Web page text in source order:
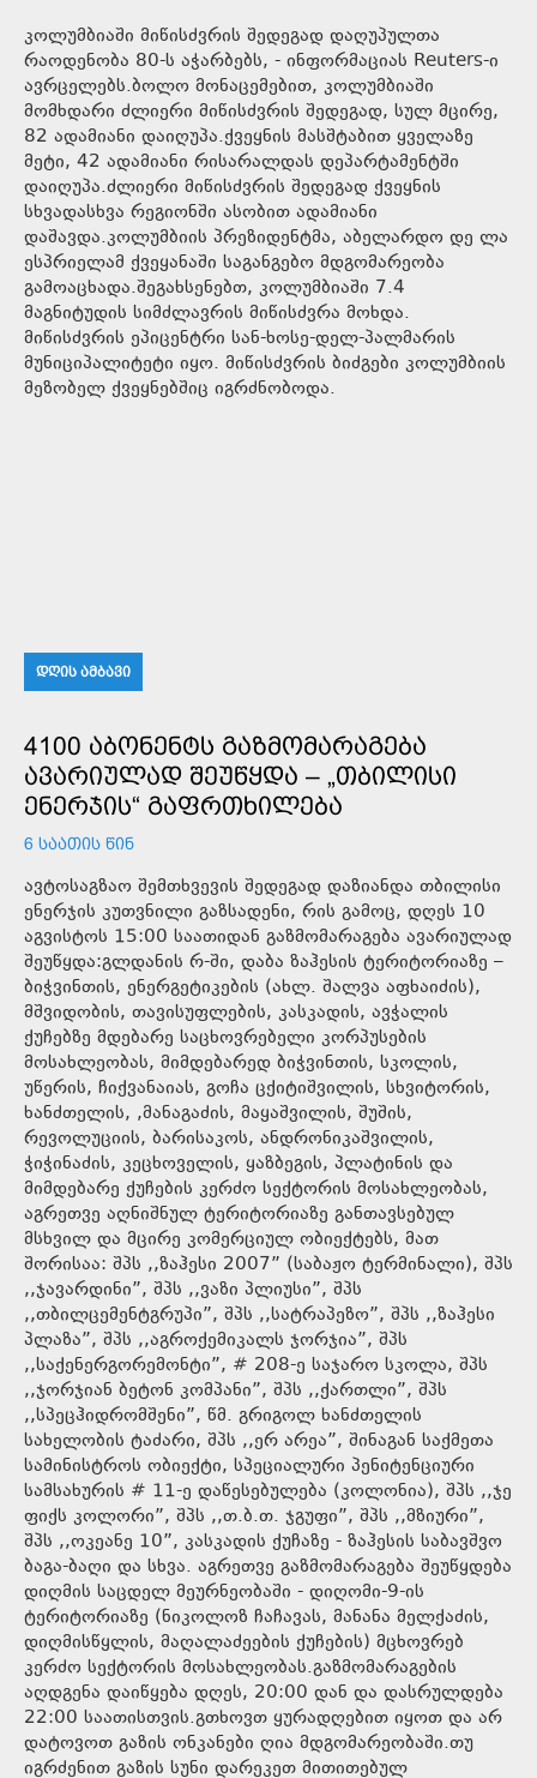
კოლუმბიაში მიწისძვრის შედეგად დაღუპულთა
რაოდენობა 80-ს აჭარბებს, - ინფორმაციას Reuters-ი
ავრცელებს.ბოლო მონაცემებით, კოლუმბიაში
მომხდარი ძლიერი მიწისძვრის შედეგად, სულ მცირე,
82 ადამიანი დაიღუპა.ქვეყნის მასშტაბით ყველაზე
მეტი, 42 ადამიანი რისარალდას დეპარტამენტში
დაიღუპა.ძლიერი მიწისძვრის შედეგად ქვეყნის
სხვადასხვა რეგიონში ასობით ადამიანი
დაშავდა.კოლუმბიის პრეზიდენტმა, აბელარდო დე ლა
ესპრიელამ ქვეყანაში საგანგებო მდგომარეობა
გამოაცხადა.შეგახსენებთ, კოლუმბიაში 7.4
მაგნიტუდის სიმძლავრის მიწისძვრა მოხდა.
მიწისძვრის ეპიცენტრი სან-ხოსე-დელ-პალმარის
მუნიციპალიტეტი იყო. მიწისძვრის ბიძგები კოლუმბიის
მეზობელ ქვეყნებშიც იგრძნობოდა.
ᲓᲦᲘᲡ ᲐᲛᲑᲐᲕᲘ
4100 ᲐᲑᲝᲜᲔᲜᲢᲡ ᲒᲐᲖᲛᲝᲛᲐᲠᲐᲒᲔᲑᲐ
ᲐᲕᲐᲠᲘᲣᲚᲐᲓ ᲨᲔᲣᲬᲧᲓᲐ – „ᲗᲑᲘᲚᲘᲡᲘ
ᲔᲜᲔᲠᲯᲘᲡ“ ᲒᲐᲤᲠᲗᲮᲘᲚᲔᲑᲐ
6 ᲡᲐᲐᲗᲘᲡ ᲬᲘᲜ
ავტოსაგზაო შემთხვევის შედეგად დაზიანდა თბილისი
ენერჯის კუთვნილი გაზსადენი, რის გამოც, დღეს 10
აგვისტოს 15:00 საათიდან გაზმომარაგება ავარიულად
შეუწყდა:გლდანის რ-ში, დაბა ზაჰესის ტერიტორიაზე –
ბიჭვინთის, ენერგეტიკების (ახლ. შალვა აფხაიძის),
მშვიდობის, თავისუფლების, კასკადის, ავჭალის
ქუჩებზე მდებარე საცხოვრებელი კორპუსების
მოსახლეობას, მიმდებარედ ბიჭვინთის, სკოლის,
უწერის, ჩიქვანაიას, გოჩა ცქიტიშვილის, სხვიტორის,
ხანძთელის, ,მანაგაძის, მაყაშვილის, შუშის,
რევოლუციის, ბარისაკოს, ანდრონიკაშვილის,
ჭიჭინაძის, კეცხოველის, ყაზბეგის, პლატინის და
მიმდებარე ქუჩების კერძო სექტორის მოსახლეობას,
აგრეთვე აღნიშნულ ტერიტორიაზე განთავსებულ
მსხვილ და მცირე კომერციულ ობიექტებს, მათ
შორისაა: შპს ,,ზაჰესი 2007” (საბაჟო ტერმინალი), შპს
,,ჯავარდინი”, შპს ,,ვაზი პლიუსი”, შპს
,,თბილცემენტგრუპი”, შპს ,,სატრაპეზო”, შპს ,,ზაჰესი
პლაზა”, შპს ,,აგროქემიკალს ჯორჯია”, შპს
,,საქენერგორემონტი”, # 208-ე საჯარო სკოლა, შპს
,,ჯორჯიან ბეტონ კომპანი”, შპს ,,ქართლი”, შპს
,,სპეცჰიდრომშენი”, წმ. გრიგოლ ხანძთელის
სახელობის ტაძარი, შპს ,,ერ არეა”, შინაგან საქმეთა
სამინისტროს ობიექტი, სპეციალური პენიტენციური
სამსახურის # 11-ე დაწესებულება (კოლონია), შპს ,,ჯე
ფიქს კოლორი”, შპს ,,თ.ბ.თ. ჯგუფი”, შპს ,,მზიური”,
შპს ,,ოკეანე 10”, კასკადის ქუჩაზე - ზაჰესის საბავშვო
ბაგა-ბაღი და სხვა. აგრეთვე გაზმომარაგება შეუწყდება
დიღმის საცდელ მეურნეობაში - დიღომი-9-ის
ტერიტორიაზე (ნიკოლოზ ჩაჩავას, მანანა მელქაძის,
დიღმისწყლის, მაღალაძეების ქუჩების) მცხოვრებ
კერძო სექტორის მოსახლეობას.გაზმომარაგების
აღდგენა დაიწყება დღეს, 20:00 დან და დასრულდება
22:00 საათისთვის.გთხოვთ ყურადღებით იყოთ და არ
დატოვოთ გაზის ონკანები ღია მდგომარეობაში.თუ
იგრძენით გაზის სუნი დარეკეთ მითითებულ